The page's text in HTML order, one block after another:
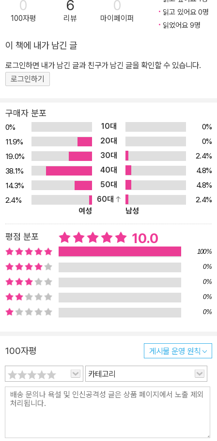
며 감정이입을 하기도 하고, 나는 한 번도 해본 적 없는 고민을 하는
친구를 보며 다양한 삶의 모습을 목격하기도 합니다. 가방을 가볍게
상에 모인 다람쥐와 친구들은 가방 속 짐들을 풀어 서로를 위해 나눕
니다. 외모를 가꾸는 게 중요한 여우는 솜씨 좋은 실력으로 친구들에
게 화장을 해주고, 식탐이 강한 코끼리는 맛있는 음식을 대접합니다.
장 좋아하는 시를 골라 친구들에게 읽어 줍니다. 혼자서 가방에 꽁꽁
싸매고 있을 때는 무거운 짐 덩이였지만, 훌훌 풀어 주변에 나누는 순
간, 자신만의 강점이 된 것이지요. 다람쥐와 친구들은 자신을 통해 행
복해지는 친구들의 모습을 보며, 고민이라고만 생각했던 나의 모습을
긍정하게 됩니다. 어쩌면 꺼내 보이기 어려울 수도 있는 모습까지도
솔직하게 드러내며 서로의 고민을 덜어주는 다람쥐와 친구들의 모습
을 통해 스스로를 드러내는 작은 용기와 서로를 향한 사려 깊은 배려
를 느낄 수 있습니다. 여러분도 가방을 매고 있나요? 그 가방 속에는
어떤 고민이 담겨 있나요? 오늘만큼은 가방을 열어 고민을 서로 나눠
보는 시간을 갖는 게 어떨까요? 그러면 마음이 한결 가벼워질 거예
요. 때로는 친구도 필요해 『다람쥐 가방』은 모두 가방을 벗고 행복하
게 살았다는 동화적인 결말로 끝나지 않습니다. 그저 매고 있는 가방
이 조금 가벼워질 뿐이지요. 우리의 모습도 마찬가지 아닐까요? 고민
과 걱정이 가득하기도 하고, 때론 다른 고민과 걱정이 채워지기도 할
테니, 어쩌면 영원히 가방을 내려놓지 못하게 될 지도 모릅니다. 다시
금 가방 속에 꾸역꾸역 짐을 채워 넣을 수도 있고요. 작가는 주변 친구
야기할 수 있다면 좋지 않을까 하는 마음으로 이 이야기를 만들었다
고 합니다. 해결할 수 없더라도 나의 고민의 무게를 혼자 지는 것보다
나누는 것이 조금 후련하지 않을까 생각하면서요. 『다람쥐 가방』을
통해 우리는 모두 가방을 벗어 던지지는 못하지만, 언제든 가방을 비
울 수 있다는 위로를 받습니다. 또 언제든 고민을 털어놓을 수 있는 용
0
100자평
6
리뷰
0
마이페이퍼
읽고 있어요 0명
읽었어요 9명
이 책에 내가 남긴 글
로그인하면 내가 남긴 글과 친구가 남긴 글을 확인할 수 있습니다.
로그인하기
구매자 분포
0% 10대
0%
11.9%
20대
0%
19.0%
30대
2.4%
38.1%
40대
4.8%
14.3%
50대
4.8%
2.4%
60대
2.4%
여성
남성
평점 분포 10.0
100%
0%
0%
0%
0%
100자평 게시물 운영 원칙
카테고리